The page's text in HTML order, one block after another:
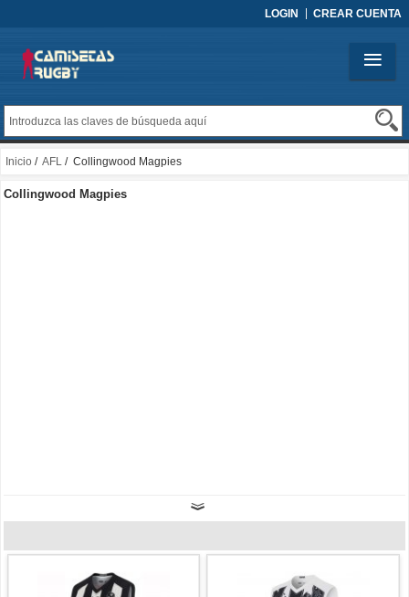
LOGIN CREAR CUENTA
Inicio / AFL / Collingwood Magpies
Collingwood Magpies